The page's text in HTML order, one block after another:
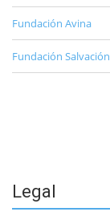
Fundación Avina
Fundación Salvación
Legal